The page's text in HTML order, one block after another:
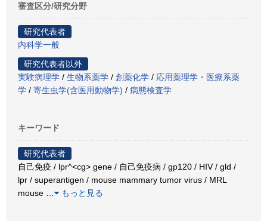
審査区分/研究分野
研究代表者
内科学一般
研究代表者以外
実験病理学 / 生物系薬学 / 創薬化学 / 応用薬理学・医療系薬
学 / 寄生虫学(含医用動物学) / 病態検査学
キーワード
研究代表者
自己免疫 / lpr^<cg> gene / 自己免疫病 / gp120 / HIV / gld /
lpr / superantigen / mouse mammary tumor virus / MRL
mouse
もっと見る